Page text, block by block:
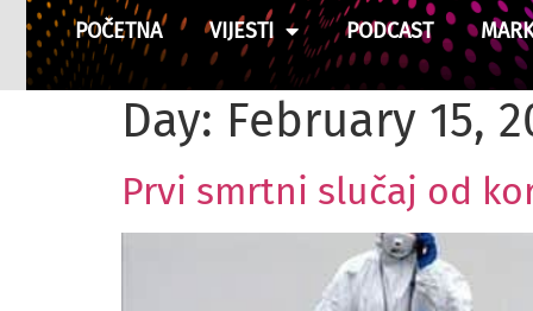
POČETNA VIJESTI PODCAST
Day: February 15,
Prvi smrtni slučaj od